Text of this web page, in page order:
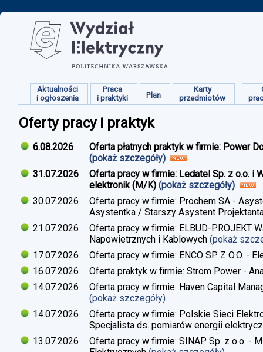
Aktualności
i ogłoszenia
Praca
i praktyki
Plan
Karty
przedmiotów
Oferty pracy i praktyk
6.08.2026
Oferta płatnych praktyk w firmie: Power
(pokaż szczegóły)
31.07.2026
Oferta pracy w firmie: Ledatel Sp. z o.o. i
elektronik (M/K) (pokaż szczegóły)
30.07.2026
Oferta pracy w firmie: Prochem SA -
Asystentka / Starszy Asystent
21.07.2026
Oferta pracy w firmie: ELBUD-PROJEKT
Napowietrznych i Kablowych (pokaż
17.07.2026
Oferta pracy w firmie: ENCO SP. Z O.O. -
16.07.2026
Oferta praktyk w firmie: Strom Power -
14.07.2026
Oferta pracy w firmie: Haven Capital
(pokaż szczegóły)
14.07.2026
Oferta pracy w firmie: Polskie Sieci
Specjalista ds. pomiarów energii
13.07.2026
Oferta pracy w firmie: SINAP Sp. z o.o. -